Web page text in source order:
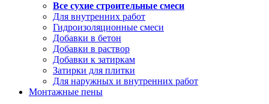
Все сухие строительные смеси
Для внутренних работ
Гидроизоляционные смеси
Добавки в бетон
Добавки в раствор
Добавки к затиркам
Затирки для плитки
Для наружных и внутренних работ
Монтажные пены